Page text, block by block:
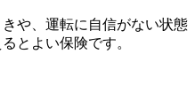
や、運転に自信がない状態
とよい保険です。